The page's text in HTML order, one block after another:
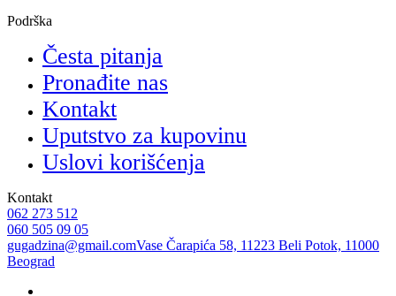
Podrška
Česta pitanja
Pronađite nas
Kontakt
Uputstvo za kupovinu
Uslovi korišćenja
Kontakt
062 273 512
060 505 09 05
gugadzina@gmail.comVase Čarapića 58, 11223 Beli Potok, 11000
Beograd